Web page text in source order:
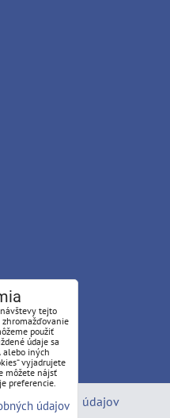
osobných údajov
tejto
použiť
údaje sa
alebo iných
vyjadrujete
môžete nájsť
preferencie.
údajov